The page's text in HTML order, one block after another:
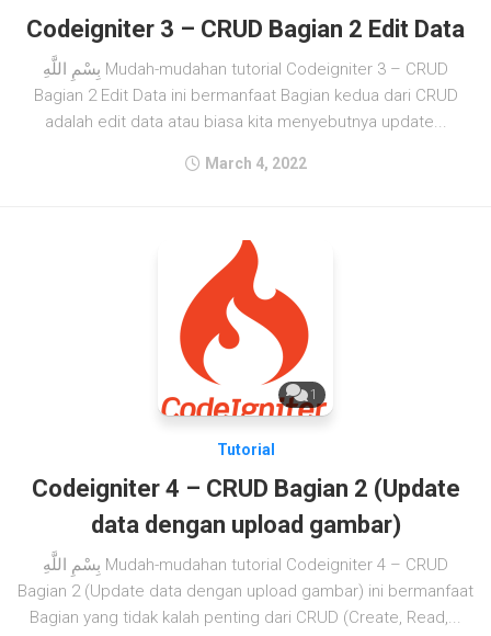
Codeigniter 3 – CRUD Bagian 2 Edit Data
بِسْمِ اللَّهِ Mudah-mudahan tutorial Codeigniter 3 – CRUD
Bagian 2 Edit Data ini bermanfaat Bagian kedua dari CRUD
adalah edit data atau biasa kita menyebutnya update...
March 4, 2022
1
Tutorial
Codeigniter 4 – CRUD Bagian 2 (Update
data dengan upload gambar)
بِسْمِ اللَّهِ Mudah-mudahan tutorial Codeigniter 4 – CRUD
Bagian 2 (Update data dengan upload gambar) ini bermanfaat
Bagian yang tidak kalah penting dari CRUD (Create, Read,...